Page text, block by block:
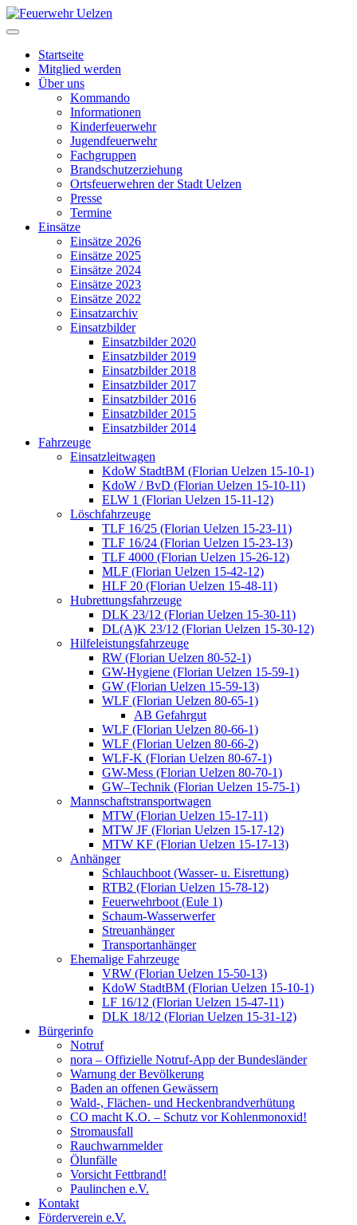
Startseite
Mitglied werden
Über uns
Kommando
Informationen
Kinderfeuerwehr
Jugendfeuerwehr
Fachgruppen
Brandschutzerziehung
Ortsfeuerwehren der Stadt Uelzen
Presse
Termine
Einsätze
Einsätze 2026
Einsätze 2025
Einsätze 2024
Einsätze 2023
Einsätze 2022
Einsatzarchiv
Einsatzbilder
Einsatzbilder 2020
Einsatzbilder 2019
Einsatzbilder 2018
Einsatzbilder 2017
Einsatzbilder 2016
Einsatzbilder 2015
Einsatzbilder 2014
Fahrzeuge
Einsatzleitwagen
KdoW StadtBM (Florian Uelzen 15-10-1)
KdoW / BvD (Florian Uelzen 15-10-11)
ELW 1 (Florian Uelzen 15-11-12)
Löschfahrzeuge
TLF 16/25 (Florian Uelzen 15-23-11)
TLF 16/24 (Florian Uelzen 15-23-13)
TLF 4000 (Florian Uelzen 15-26-12)
MLF (Florian Uelzen 15-42-12)
HLF 20 (Florian Uelzen 15-48-11)
Hubrettungsfahrzeuge
DLK 23/12 (Florian Uelzen 15-30-11)
DL(A)K 23/12 (Florian Uelzen 15-30-12)
Hilfeleistungsfahrzeuge
RW (Florian Uelzen 80-52-1)
GW-Hygiene (Florian Uelzen 15-59-1)
GW (Florian Uelzen 15-59-13)
WLF (Florian Uelzen 80-65-1)
AB Gefahrgut
WLF (Florian Uelzen 80-66-1)
WLF (Florian Uelzen 80-66-2)
WLF-K (Florian Uelzen 80-67-1)
GW-Mess (Florian Uelzen 80-70-1)
GW–Technik (Florian Uelzen 15-75-1)
Mannschaftstransportwagen
MTW (Florian Uelzen 15-17-11)
MTW JF (Florian Uelzen 15-17-12)
MTW KF (Florian Uelzen 15-17-13)
Anhänger
Schlauchboot (Wasser- u. Eisrettung)
RTB2 (Florian Uelzen 15-78-12)
Feuerwehrboot (Eule 1)
Schaum-Wasserwerfer
Streuanhänger
Transportanhänger
Ehemalige Fahrzeuge
VRW (Florian Uelzen 15-50-13)
KdoW StadtBM (Florian Uelzen 15-10-1)
LF 16/12 (Florian Uelzen 15-47-11)
DLK 18/12 (Florian Uelzen 15-31-12)
Bürgerinfo
Notruf
nora – Offizielle Notruf-App der Bundesländer
Warnung der Bevölkerung
Baden an offenen Gewässern
Wald-, Flächen- und Heckenbrandverhütung
CO macht K.O. – Schutz vor Kohlenmonoxid!
Stromausfall
Rauchwarnmelder
Ölunfälle
Vorsicht Fettbrand!
Paulinchen e.V.
Kontakt
Förderverein e.V.